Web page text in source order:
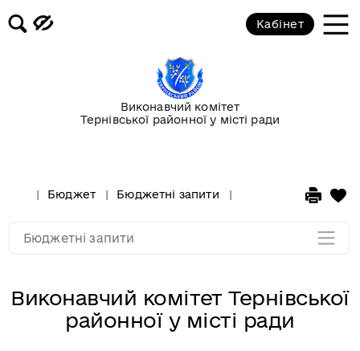
Виконавчий комітет
Тернівської районної у місті ради
Кабінет
Бюджет Бюджетні запити Виконавчий
Виконавчий комітет Тернівської
районної у місті ради
Бюджетні запити
Виконавчий комітет Тернівської
районної у місті ради